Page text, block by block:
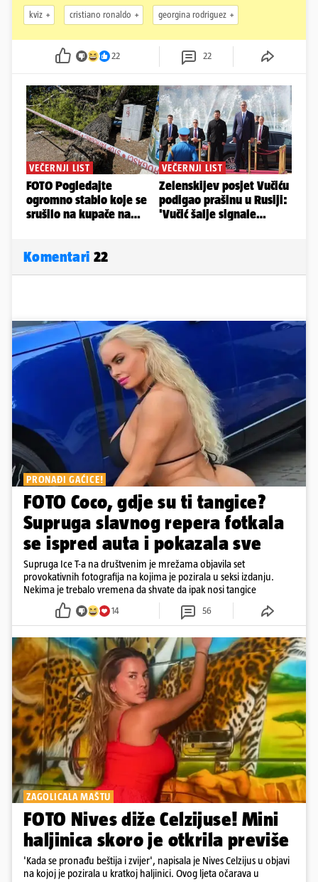
kviz cristiano ronaldo georgina rodriguez
22 22
Komentari 22
PRONAĐI GAĆICE!
FOTO Coco, gdje su ti tangice?
Supruga slavnog repera fotkala
se ispred auta i pokazala sve
Supruga Ice T-a na društvenim je mrežama objavila set
provokativnih fotografija na kojima je pozirala u seksi izdanju.
Nekima je trebalo vremena da shvate da ipak nosi tangice
14 56
ZAGOLICALA MAŠTU
FOTO Nives diže Celzijuse! Mini
haljinica skoro je otkrila previše
'Kada se pronađu beštija i zvijer', napisala je Nives Celzijus u objavi
na kojoj je pozirala u kratkoj haljinici. Ovog ljeta očarava u